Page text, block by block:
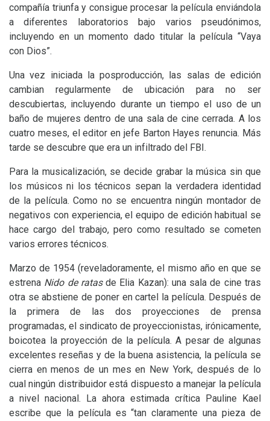
compañía triunfa y consigue procesar la película enviándola
a diferentes laboratorios bajo varios pseudónimos,
incluyendo en un momento dado titular la película “Vaya
con Dios”.
Una vez iniciada la posproducción, las salas de edición
cambian regularmente de ubicación para no ser
descubiertas, incluyendo durante un tiempo el uso de un
baño de mujeres dentro de una sala de cine cerrada. A los
cuatro meses, el editor en jefe Barton Hayes renuncia. Más
tarde se descubre que era un infiltrado del FBI.
Para la musicalización, se decide grabar la música sin que
los músicos ni los técnicos sepan la verdadera identidad
de la película. Como no se encuentra ningún montador de
negativos con experiencia, el equipo de edición habitual se
hace cargo del trabajo, pero como resultado se cometen
varios errores técnicos.
Marzo de 1954 (reveladoramente, el mismo año en que se
estrena Nido de ratasde Elia Kazan): una sala de cine tras
otra se abstiene de poner en cartel la película. Después de
la primera de las dos proyecciones de prensa
programadas, el sindicato de proyeccionistas, irónicamente,
boicotea la proyección de la película. A pesar de algunas
excelentes reseñas y de la buena asistencia, la película se
cierra en menos de un mes en New York, después de lo
cual ningún distribuidor está dispuesto a manejar la película
a nivel nacional. La ahora estimada crítica Pauline Kael
escribe que la película es “tan claramente una pieza de